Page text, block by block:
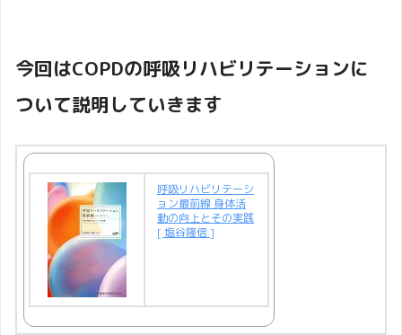
今回はCOPDの呼吸リハビリテーションに
ついて説明していきます
呼吸リハビリテーシ
ョン最前線 身体活
動の向上とその実践
[ 塩谷隆信 ]